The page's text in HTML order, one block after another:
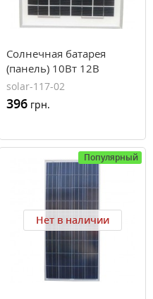
Солнечная батарея
(панель) 10Вт 12В
поликристаллическая,
Perlight Solar
solar-117-02
396 грн.
Популярный
Нет в наличии